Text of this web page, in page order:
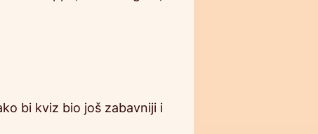
bi kviz bio još zabavniji i